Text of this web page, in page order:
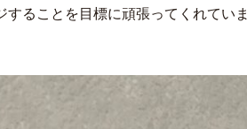
ることを目標に頑張ってくれていま